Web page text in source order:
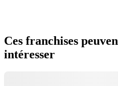
Ces franchises
intéresser